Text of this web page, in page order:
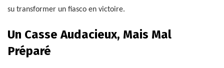
su transformer un fiasco en victoire.
Un Casse Audacieux, Mais Mal
Préparé